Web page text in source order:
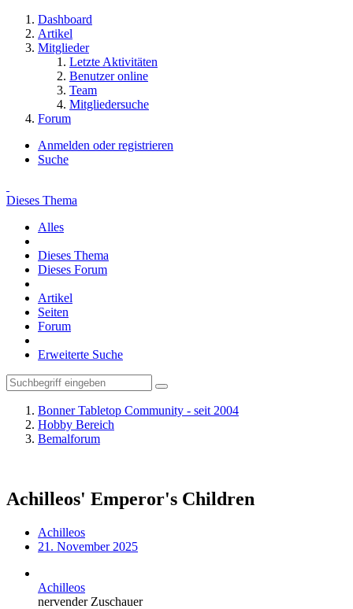
Dashboard
Artikel
Mitglieder
Letzte Aktivitäten
Benutzer online
Team
Mitgliedersuche
Forum
Anmelden oder registrieren
Suche
Dieses Thema
Alles
Dieses Thema
Dieses Forum
Artikel
Seiten
Forum
Erweiterte Suche
Bonner Tabletop Community - seit 2004
Hobby Bereich
Bemalforum
Achilleos' Emperor's Children
Achilleos
21. November 2025
Achilleos
nervender Zuschauer